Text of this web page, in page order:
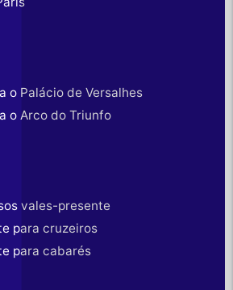
o Palácio de Versalhes
o Arco do Triunfo
vales-presente
para cruzeiros
para cabarés